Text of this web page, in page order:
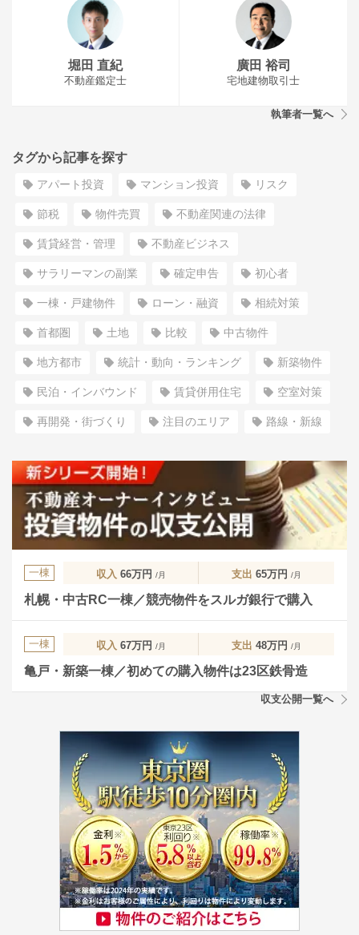
堀田 直紀
不動産鑑定士
廣田 裕司
宅地建物取引士
執筆者一覧へ
タグから記事を探す
アパート投資 マンション投資 リスク
節税 物件売買 不動産関連の法律
賃貸経営・管理 不動産ビジネス
サラリーマンの副業 確定申告 初心者
一棟・戸建物件 ローン・融資 相続対策
首都圏 土地 比較 中古物件
地方都市 統計・動向・ランキング 新築物件
民泊・インバウンド 賃貸併用住宅 空室対策
再開発・街づくり 注目のエリア 路線・新線
一棟 収入 66万円 /月 支出 65万円 /月
札幌・中古RC一棟／競売物件をスルガ銀行で購入
一棟 収入 67万円 /月 支出 48万円 /月
亀戸・新築一棟／初めての購入物件は23区鉄骨造
収支公開一覧へ